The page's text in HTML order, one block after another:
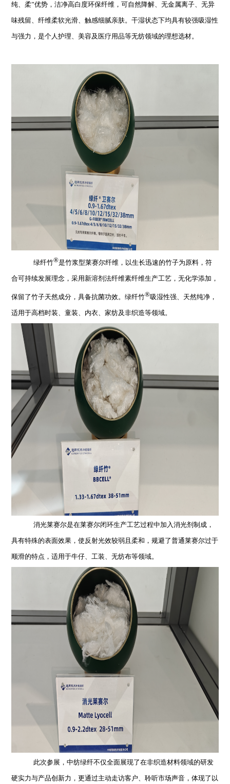
纯、柔”优势，洁净高白度环保纤维，可自然降解、无金属离子、无异
味残留、纤维柔软光滑、触感细腻亲肤。干湿状态下均具有较强吸湿性
与强力，是个人护理、美容及医疗用品等无纺领域的理想选材。
绿纤竹®是竹浆型莱赛尔纤维，以生长迅速的竹子为原料，符
合可持续发展理念，采用新溶剂法纤维素纤维生产工艺，无化学添加，
保留了竹子天然成分，具备抗菌功效。绿纤竹®吸湿性强、天然纯净，
适用于高档时装、童装、内衣、家纺及非织造等领域。
消光莱赛尔是在莱赛尔闭环生产工艺过程中加入消光剂制成，
具有特殊的表面效果，使反射光效较弱且柔和，规避了普通莱赛尔过于
顺滑的特点，适用于牛仔、工装、无纺布等领域。
此次参展，中纺绿纤不仅全面展现了在非织造材料领域的研发
硬实力与产品创新力，更通过主动走访客户、聆听市场声音，体现了以